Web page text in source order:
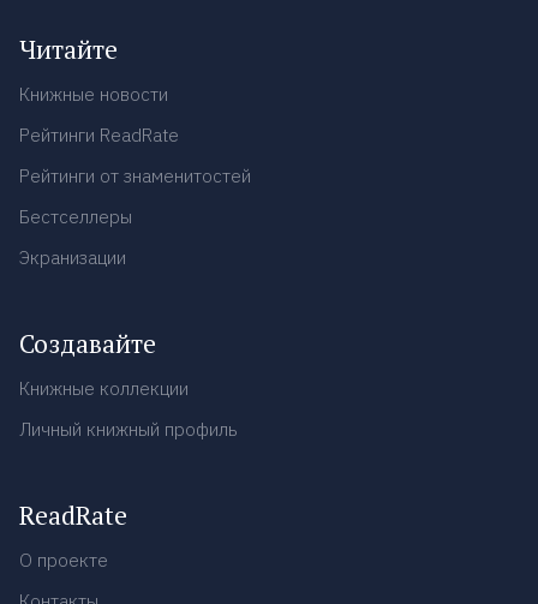
Читайте
Книжные новости
Рейтинги ReadRate
Рейтинги от знаменитостей
Бестселлеры
Экранизации
Создавайте
Книжные коллекции
Личный книжный профиль
ReadRate
О проекте